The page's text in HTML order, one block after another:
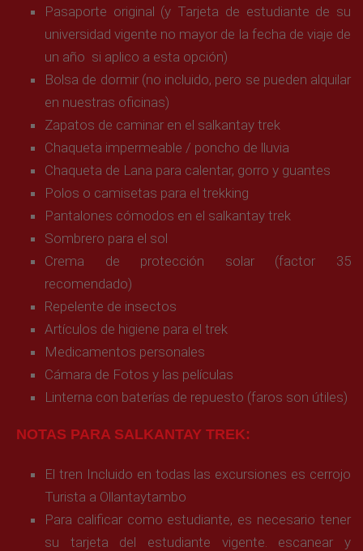
Pasaporte original (y Tarjeta de estudiante de su
universidad vigente no mayor de la fecha de viaje de
un año si aplico a esta opción)
Bolsa de dormir (no incluido, pero se pueden alquilar
en nuestras oficinas)
Zapatos de caminar en el salkantay trek
Chaqueta impermeable / poncho de lluvia
Chaqueta de Lana para calentar, gorro y guantes
Polos o camisetas para el trekking
Pantalones cómodos en el salkantay trek
Sombrero para el sol
Crema de protección solar (factor 35
recomendado)
Repelente de insectos
Artículos de higiene para el trek
Medicamentos personales
Cámara de Fotos y las películas
Linterna con baterías de repuesto (faros son útiles)
NOTAS PARA SALKANTAY TREK:
El tren Incluido en todas las excursiones es cerrojo
Turista a Ollantaytambo
Para calificar como estudiante, es necesario tener
su tarjeta del estudiante vigente. escanear y